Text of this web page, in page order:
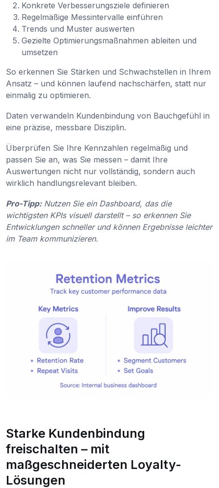
Konkrete Verbesserungsziele definieren
Regelmäßige Messintervalle einführen
Trends und Muster auswerten
Gezielte Optimierungsmaßnahmen ableiten und
umsetzen
So erkennen Sie Stärken und Schwachstellen in Ihrem
Ansatz – und können laufend nachschärfen, statt nur
einmalig zu optimieren.
Daten verwandeln Kundenbindung von Bauchgefühl in
eine präzise, messbare Disziplin.
Überprüfen Sie Ihre Kennzahlen regelmäßig und
passen Sie an, was Sie messen – damit Ihre
Auswertungen nicht nur vollständig, sondern auch
wirklich handlungsrelevant bleiben.
Pro-Tipp: Nutzen Sie ein Dashboard, das die
wichtigsten KPIs visuell darstellt – so erkennen Sie
Entwicklungen schneller und können Ergebnisse leichter
im Team kommunizieren.
Starke Kundenbindung
freischalten – mit
maßgeschneiderten Loyalty-
Lösungen